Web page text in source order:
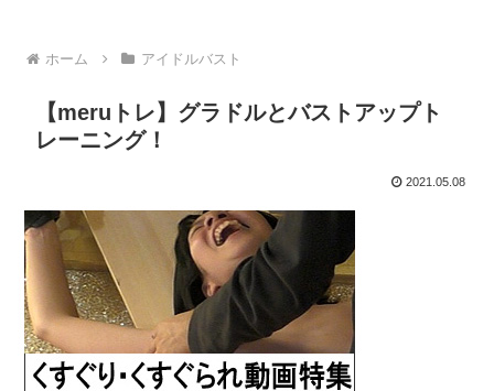
ホーム アイドルバスト
【meruトレ】グラドルとバストアップト
レーニング！
2021.05.08